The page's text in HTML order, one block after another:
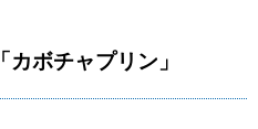
「カボチャプリン」